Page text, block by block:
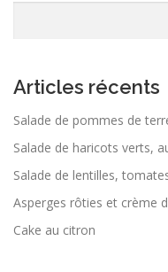
Articles récents
Salade de pommes de
Salade de haricots verts,
Salade de lentilles,
Asperges rôties et crème
Cake au citron